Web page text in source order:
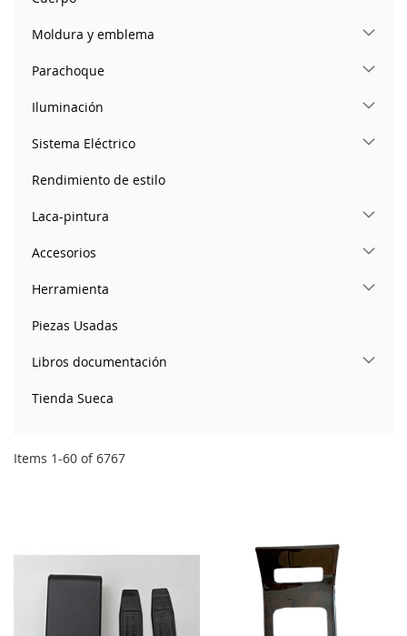
Items 1-60 of6767
Moldura y emblema
Parachoque
Iluminación
Sistema Eléctrico
Rendimiento de estilo
Laca-pintura
Accesorios
Herramienta
Piezas Usadas
Libros documentación
Tienda Sueca